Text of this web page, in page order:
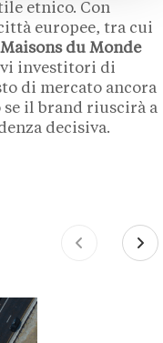
etnico. Con
europee, tra cui
Maisons du Monde
investitori di
di mercato ancora
il brand riuscirà a
decisiva.